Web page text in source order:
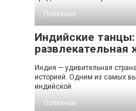
Полезное
Индийские
развлекательная
Индия — удивительная
историей. Одним из самых
индийской
Полезное